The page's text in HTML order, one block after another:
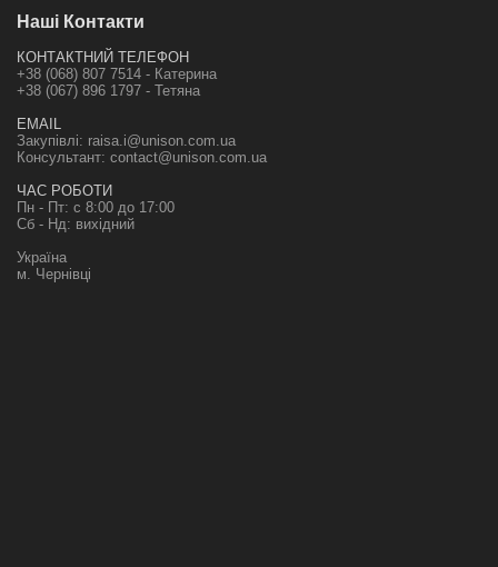
Наші Контакти
КОНТАКТНИЙ ТЕЛЕФОН
+38 (068) 807 7514 - Катерина
+38 (067) 896 1797 - Тетяна
EMAIL
Закупівлі: raisa.i@unison.com.ua
Консультант: contact@unison.com.ua
ЧАС РОБОТИ
Пн - Пт: с 8:00 до 17:00
Сб - Нд: вихідний
Україна
м. Чернівці